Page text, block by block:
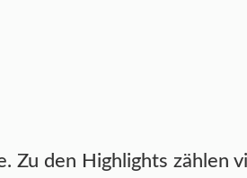
den Highlights zählen